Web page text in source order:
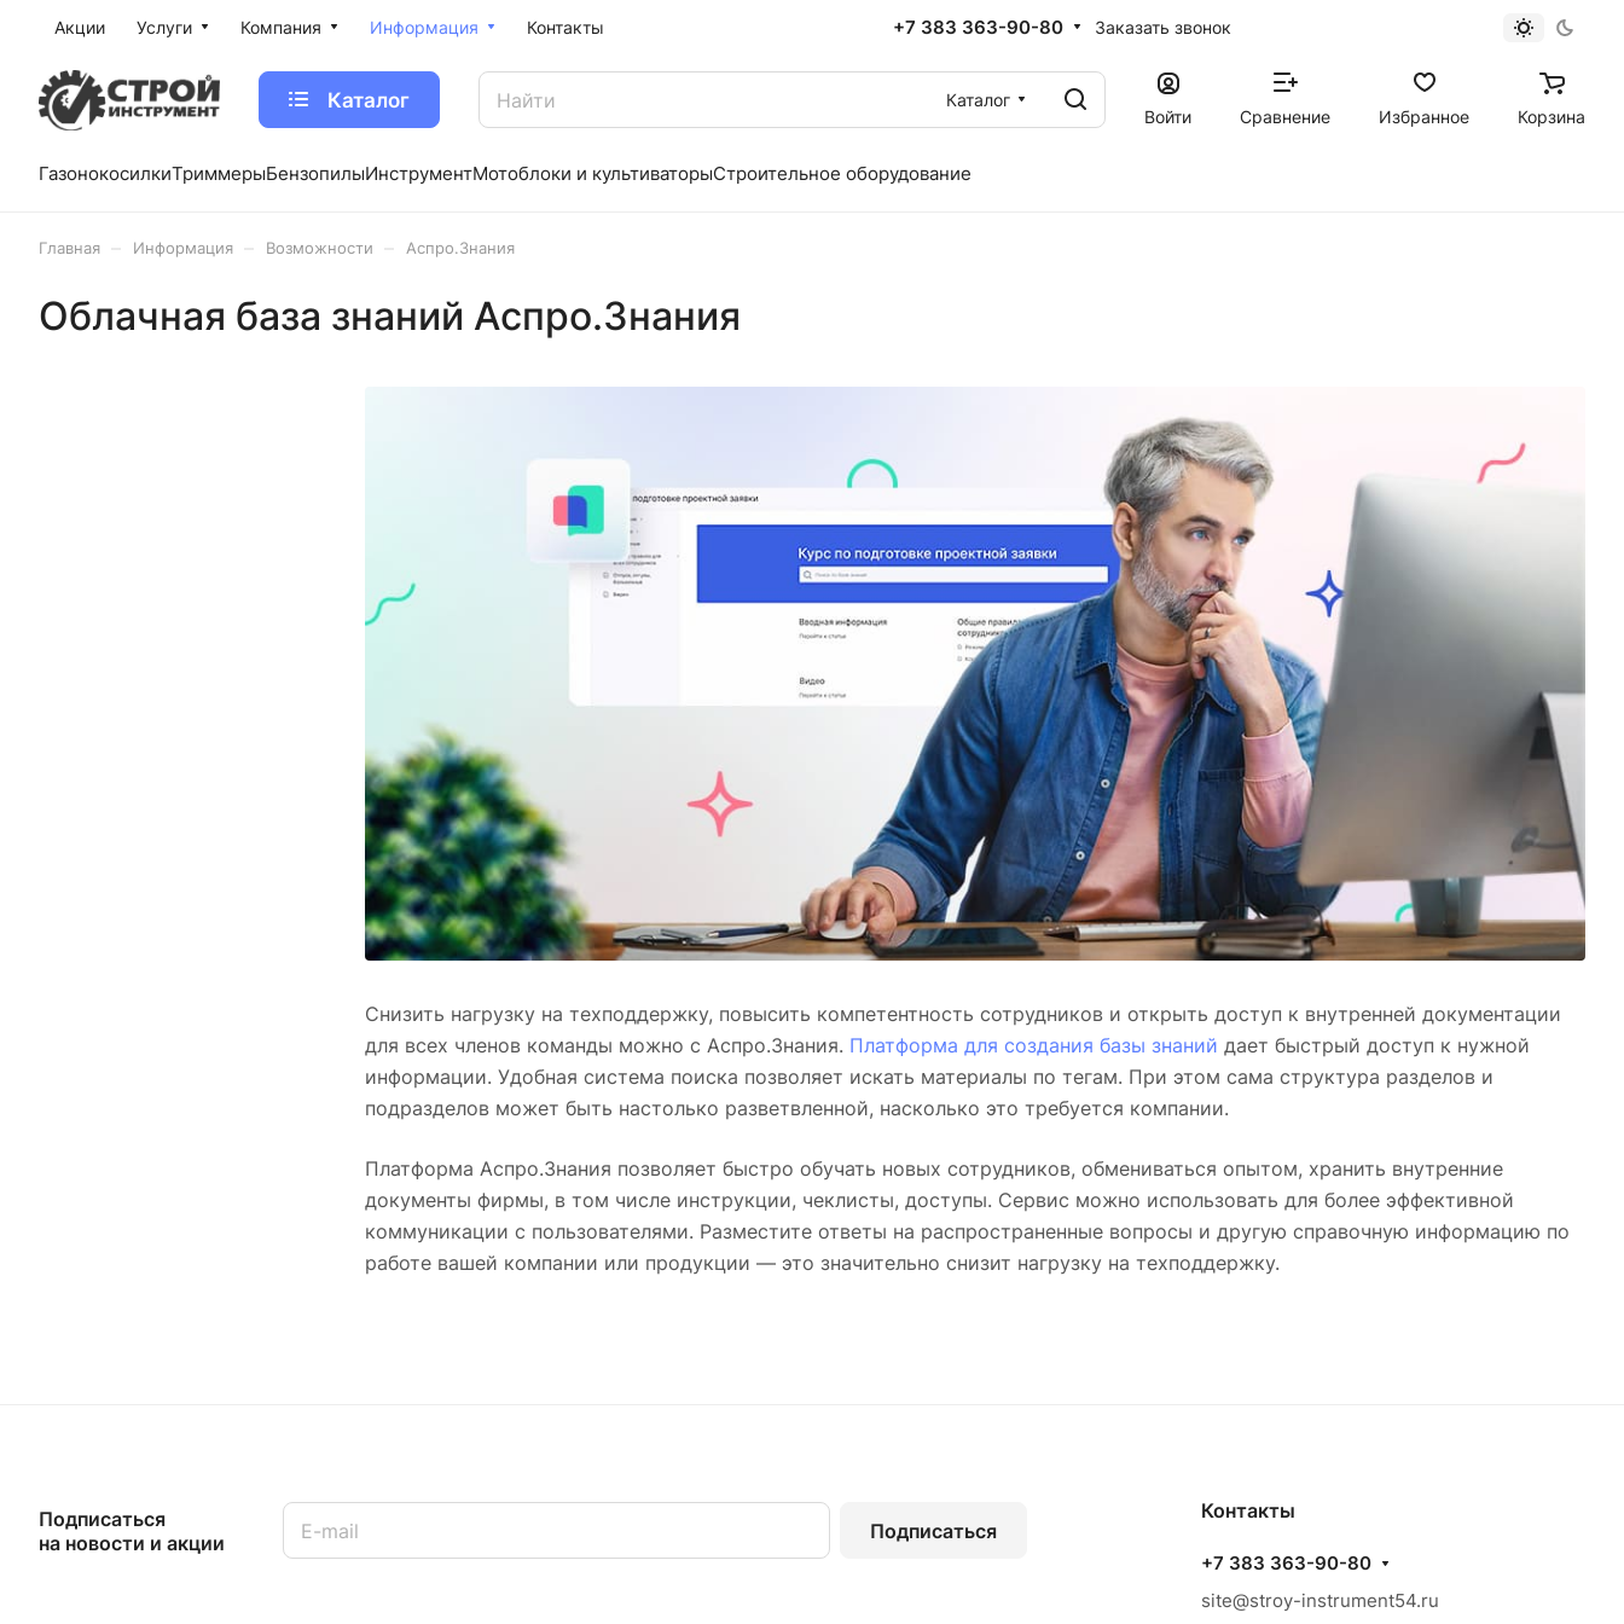
Акции Услуги Компания Информация Контакты +7 383 363-90-80 Заказать звонок
Каталог
Каталог
Войти
Сравнение Избранное Корзина
ГазонокосилкиТриммерыБензопилыИнструментМотоблоки и культиваторыСтроительное оборудование
Главная Информация Возможности Аспро.Знания
Облачная база знаний Аспро.Знания
Снизить нагрузку на техподдержку, повысить компетентность сотрудников и открыть доступ к внутренней документации
для всех членов команды можно с Аспро.Знания. Платформа для создания базы знаний дает быстрый доступ к нужной
информации. Удобная система поиска позволяет искать материалы по тегам. При этом сама структура разделов и
подразделов может быть настолько разветвленной, насколько это требуется компании.
Платформа Аспро.Знания позволяет быстро обучать новых сотрудников, обмениваться опытом, хранить внутренние
документы фирмы, в том числе инструкции, чеклисты, доступы. Сервис можно использовать для более эффективной
коммуникации с пользователями. Разместите ответы на распространенные вопросы и другую справочную информацию по
работе вашей компании или продукции — это значительно снизит нагрузку на техподдержку.
Подписаться
на новости и акции
Подписаться
Контакты
+7 383 363-90-80
site@stroy-instrument54.ru